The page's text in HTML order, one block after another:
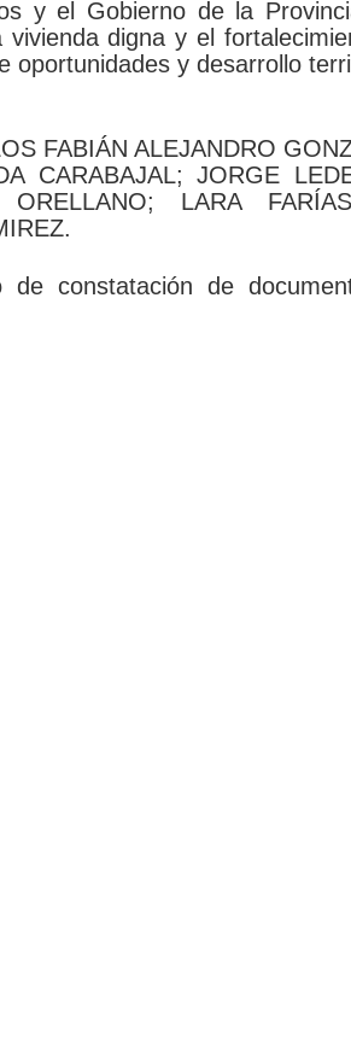
y el Gobierno de la
digna y el
oportunidades y desarrollo
FABIÁN ALEJANDRO
CARABAJAL; JORGE
LARA
constatación de